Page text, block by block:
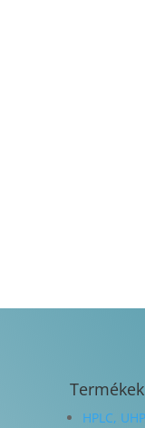
Termékek
HPLC,